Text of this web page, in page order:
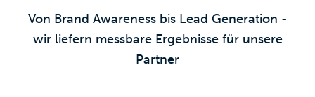
Von Brand Awareness bis Lead Generation -
wir liefern messbare Ergebnisse für unsere
Partner